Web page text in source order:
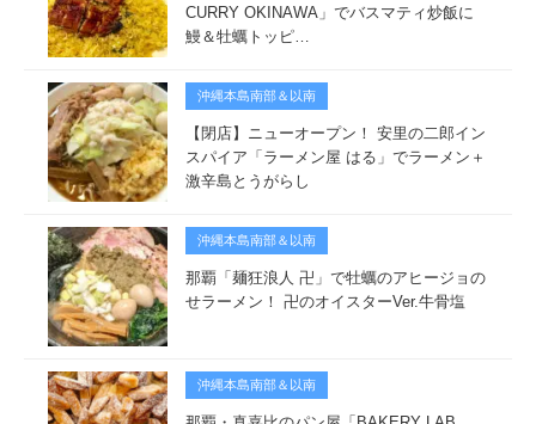
CURRY OKINAWA」でバスマティ炒飯に
鰻＆牡蠣トッピ…
沖縄本島南部＆以南
【閉店】ニューオープン！ 安里の二郎イン
スパイア「ラーメン屋 はる」でラーメン＋
激辛島とうがらし
沖縄本島南部＆以南
那覇「麺狂浪人 卍」で牡蠣のアヒージョの
せラーメン！ 卍のオイスターVer.牛骨塩
沖縄本島南部＆以南